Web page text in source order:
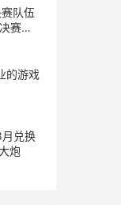
队伍
赛
的游戏
兑换
炮